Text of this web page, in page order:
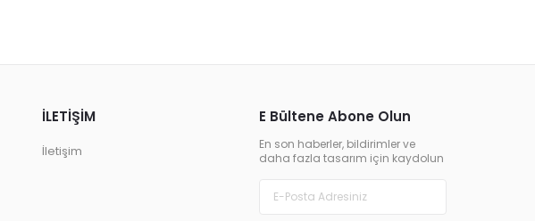
E Bültene Abone Olun
En son haberler, bildirimler ve
daha fazla tasarım için kaydolun
İLETİŞİM
İletişim